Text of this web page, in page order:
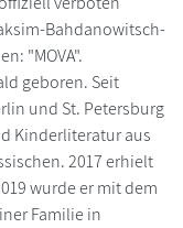
Bahdanowitsch-
"MOVA".
geboren. Seit
und St. Petersburg
Kinderliteratur aus
2017 erhielt
wurde er mit dem
Familie in